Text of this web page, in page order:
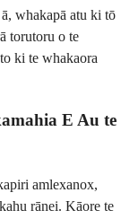
whakapā atu ki tō
torutoru o te
ki te whakaora
E Au te
amlexanox,
rānei. Kāore te